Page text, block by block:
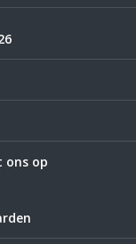
ons op